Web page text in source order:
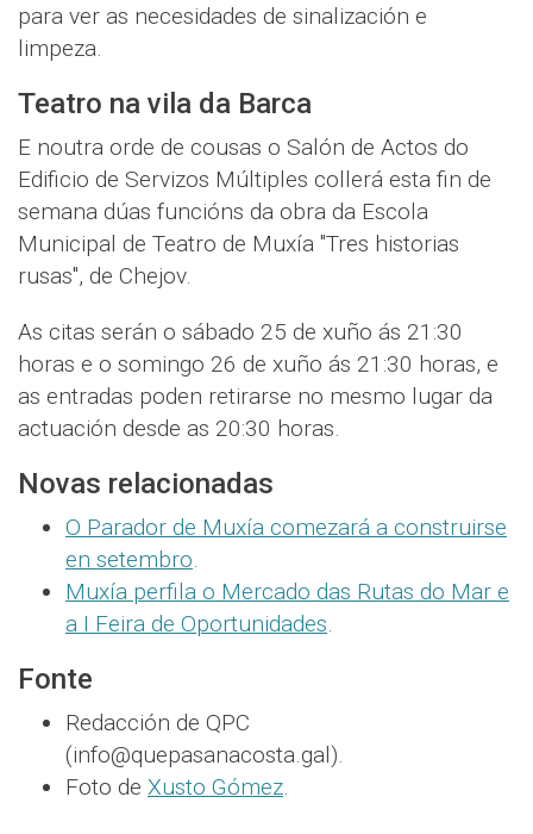
para ver as necesidades de sinalización e
limpeza.
Teatro na vila da Barca
E noutra orde de cousas o Salón de Actos do
Edificio de Servizos Múltiples collerá esta fin de
semana dúas funcións da obra da Escola
Municipal de Teatro de Muxía "Tres historias
rusas", de Chejov.
As citas serán o sábado 25 de xuño ás 21:30
horas e o somingo 26 de xuño ás 21:30 horas, e
as entradas poden retirarse no mesmo lugar da
actuación desde as 20:30 horas.
Novas relacionadas
O Parador de Muxía comezará a construirse
en setembro.
Muxía perfila o Mercado das Rutas do Mar e
a I Feira de Oportunidades.
Fonte
Redacción de QPC
(info@quepasanacosta.gal).
Foto de Xusto Gómez.